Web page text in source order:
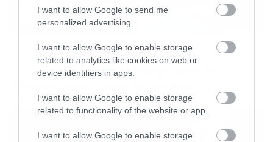
I want to allow Google to send me
personalized advertising.
I want to allow Google to enable storage
related to analytics like cookies on web or
device identifiers in apps.
I want to allow Google to enable storage
related to functionality of the website or app.
I want to allow Google to enable storage
Οι λόγοι της απόλυσης του Sid